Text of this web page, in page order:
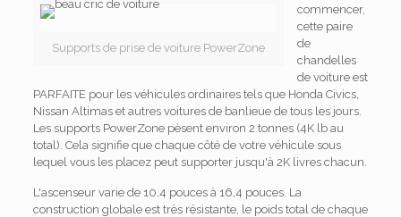
Supports de prise de voiture PowerZone
commencer,
cette paire
de
chandelles
de voiture est
PARFAITE pour les véhicules ordinaires tels que Honda Civics,
Nissan Altimas et autres voitures de banlieue de tous les jours.
Les supports PowerZone pèsent environ 2 tonnes (4K lb au
total). Cela signifie que chaque côté de votre véhicule sous
lequel vous les placez peut supporter jusqu'à 2K livres chacun.
L'ascenseur varie de 10,4 pouces à 16,4 pouces. La
construction globale est très résistante, le poids total de chaque